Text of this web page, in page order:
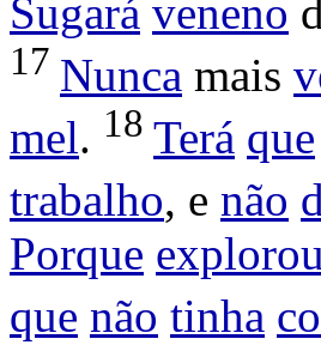
Sugará veneno
17 Nunca mais
mel. 18 Terá que
trabalho, e não
Porque explorou
que não tinha